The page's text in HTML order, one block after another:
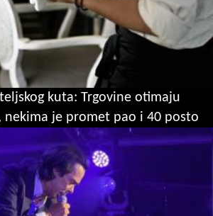
kuta: Trgovine otimaju
je promet pao i 40 posto